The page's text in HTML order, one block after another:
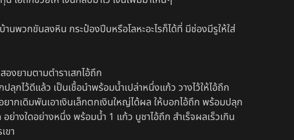
านพวกขันลงหิน กระป๋องปีบหรือโลหะอะไรก็ได้ที่ มีช่องมีรูให้ใส่
งยามตามตำราเสกไอ้ถึก
ลุกไว้ดีแล้ว เป็นเชื้อนำพร้อมน้ำเปล่าหนึ่งแก้ว วางไว้ให้ไอ้ถึก
ยากเดิมพันเอาเงินเล็กตกเงินใหญ่ได้ผล ให้บอกไอ้ถึก พร้อมปลุก
างใดอย่างหนึ่ง พร้อมน้ำ 1 แก้ว บูชาไอ้ถึก สำเร็จผลเร็วเกิน
ขา